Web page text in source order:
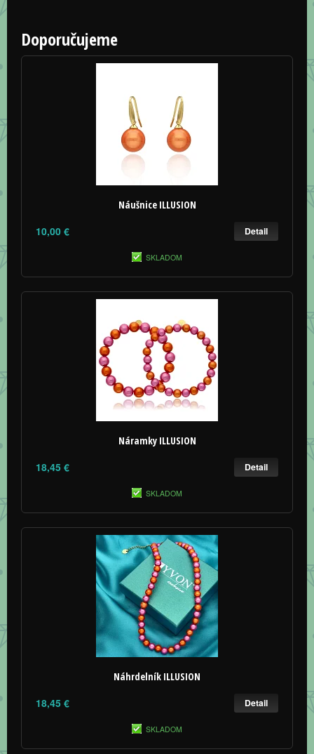
Doporučujeme
Náušnice ILLUSION
10,00 € Detail
SKLADOM
Náramky ILLUSION
18,45 € Detail
SKLADOM
Náhrdelník ILLUSION
18,45 € Detail
SKLADOM